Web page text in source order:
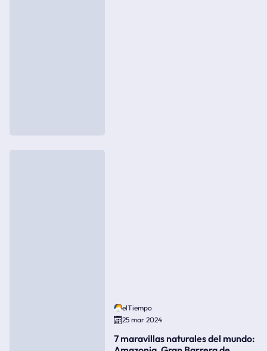
elTiempo
25 mar 2024
7 maravillas naturales del mundo: